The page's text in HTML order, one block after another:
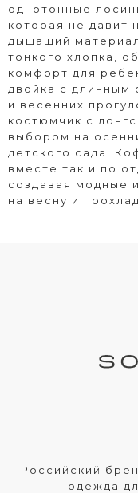
однотонные
которая не давит
дышащий
тонкого хлопка,
комфорт для
двойка с длинным
и весенних
костюмчик с
выбором на
детского сада.
вместе так и по
создавая модные
на весну и
Российский
одежда